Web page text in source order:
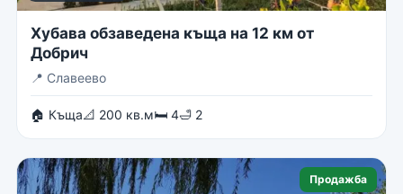
Хубава обзаведена къща на 12 км от
Добрич
📍 Славеево
🏠 Къща📐 200 кв.м🛏 4🛁 2
Продажба